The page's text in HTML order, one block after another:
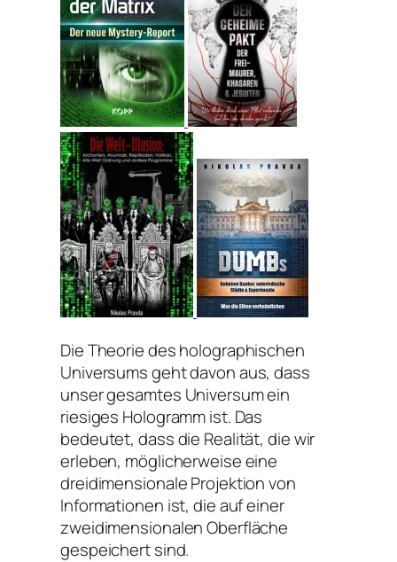
Die Theorie des holographischen
Universums geht davon aus, dass
unser gesamtes Universum ein
riesiges Hologramm ist. Das
bedeutet, dass die Realität, die wir
erleben, möglicherweise eine
dreidimensionale Projektion von
Informationen ist, die auf einer
zweidimensionalen Oberfläche
gespeichert sind.